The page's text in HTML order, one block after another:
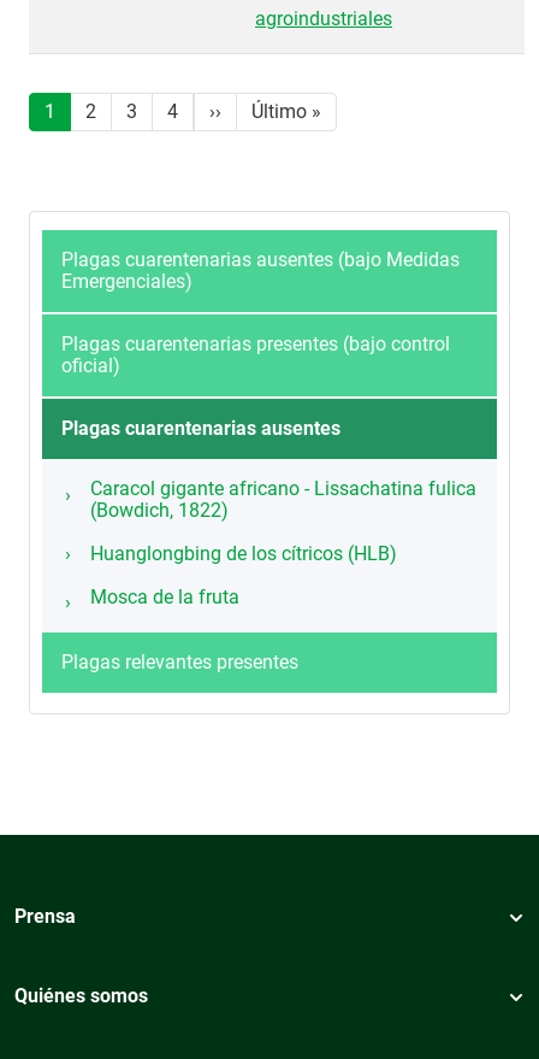
agroindustriales
Paginación
1 2 3 4 ›› Siguiente página
Último »
Plagas cuarentenarias ausentes (bajo Medidas
Emergenciales)
Plagas cuarentenarias presentes (bajo control
oficial)
Plagas cuarentenarias ausentes
Caracol gigante africano - Lissachatina fulica
(Bowdich, 1822)
Huanglongbing de los cítricos (HLB)
Mosca de la fruta
Plagas relevantes presentes
Prensa
Quiénes somos